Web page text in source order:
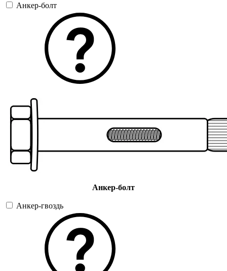
Анкер-болт
Анкер-болт
Анкер-гвоздь